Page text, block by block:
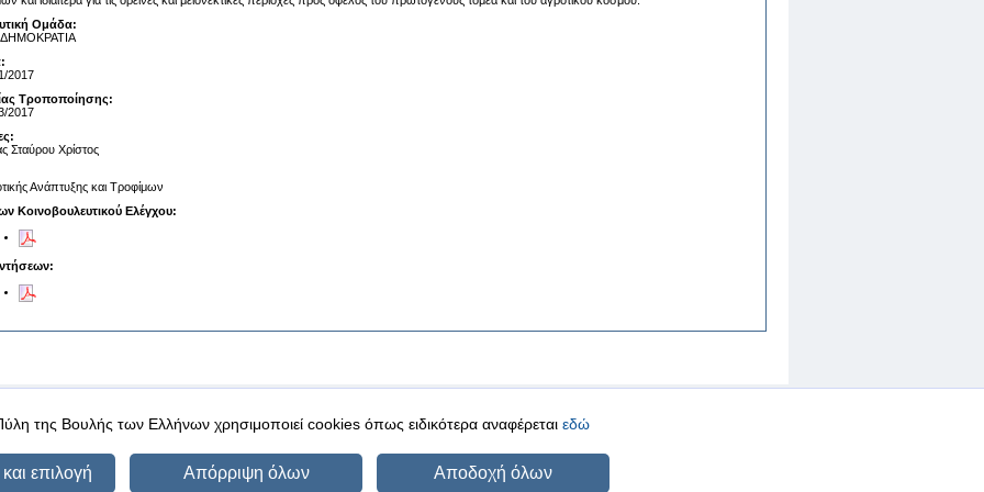
Ομάδα:
2017
Τροποποίησης:
2017
Σταύρου Χρίστος
Ανάπτυξης και Τροφίμων
Κοινοβουλευτικού Ελέγχου:
δεδομένα |Ασφάλεια & Πρόσβαση
της Βουλής των Ελλήνων χρησιμοποιεί cookies όπως ειδικότερα αναφέρεται εδώ
επιλογή Απόρριψη όλων Αποδοχή όλων